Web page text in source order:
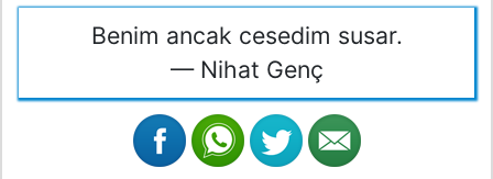
Benim ancak cesedim susar.
— Nihat Genç